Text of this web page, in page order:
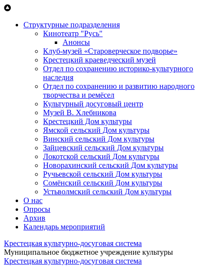
Перейти к основному содержанию
Структурные подразделения
Кинотеатр "Русь"
Анонсы
Клуб-музей «Староверческое подворье»
Крестецкий краеведческий музей
Отдел по сохранению историко-культурного
наследия
Отдел по сохранению и развитию народного
творчества и ремёсел
Культурный досуговый центр
Музей В. Хлебникова
Крестецкий Дом культуры
Ямской сельский Дом культуры
Винский сельский Дом культуры
Зайцевский сельский Дом культуры
Локотской сельский Дом культуры
Новорахинский сельский Дом культуры
Ручьевской сельский Дом культуры
Сомёнский сельский Дом культуры
Устьволмский сельский Дом культуры
О нас
Опросы
Архив
Календарь мероприятий
Крестецкая культурно-досуговая система
Муниципальное бюджетное учреждение культуры
Крестецкая культурно-досуговая система